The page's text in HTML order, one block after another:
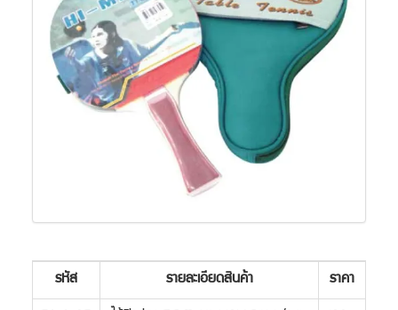
รหัส รายละเอียดสินค้า ราคา